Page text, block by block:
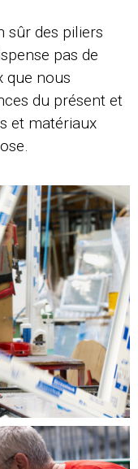
sûr des piliers
pas de
que nous
du présent et
et matériaux